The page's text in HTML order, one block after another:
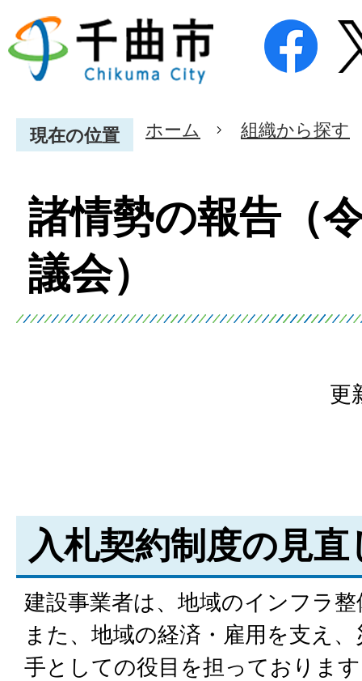
現在の位置 ホーム 組織から探す
諸情勢の報告（
議会）
更
入札契約制度の見
建設事業者は、地域のインフラ
また、地域の経済・雇用を支え
手としての役目を担っておりま